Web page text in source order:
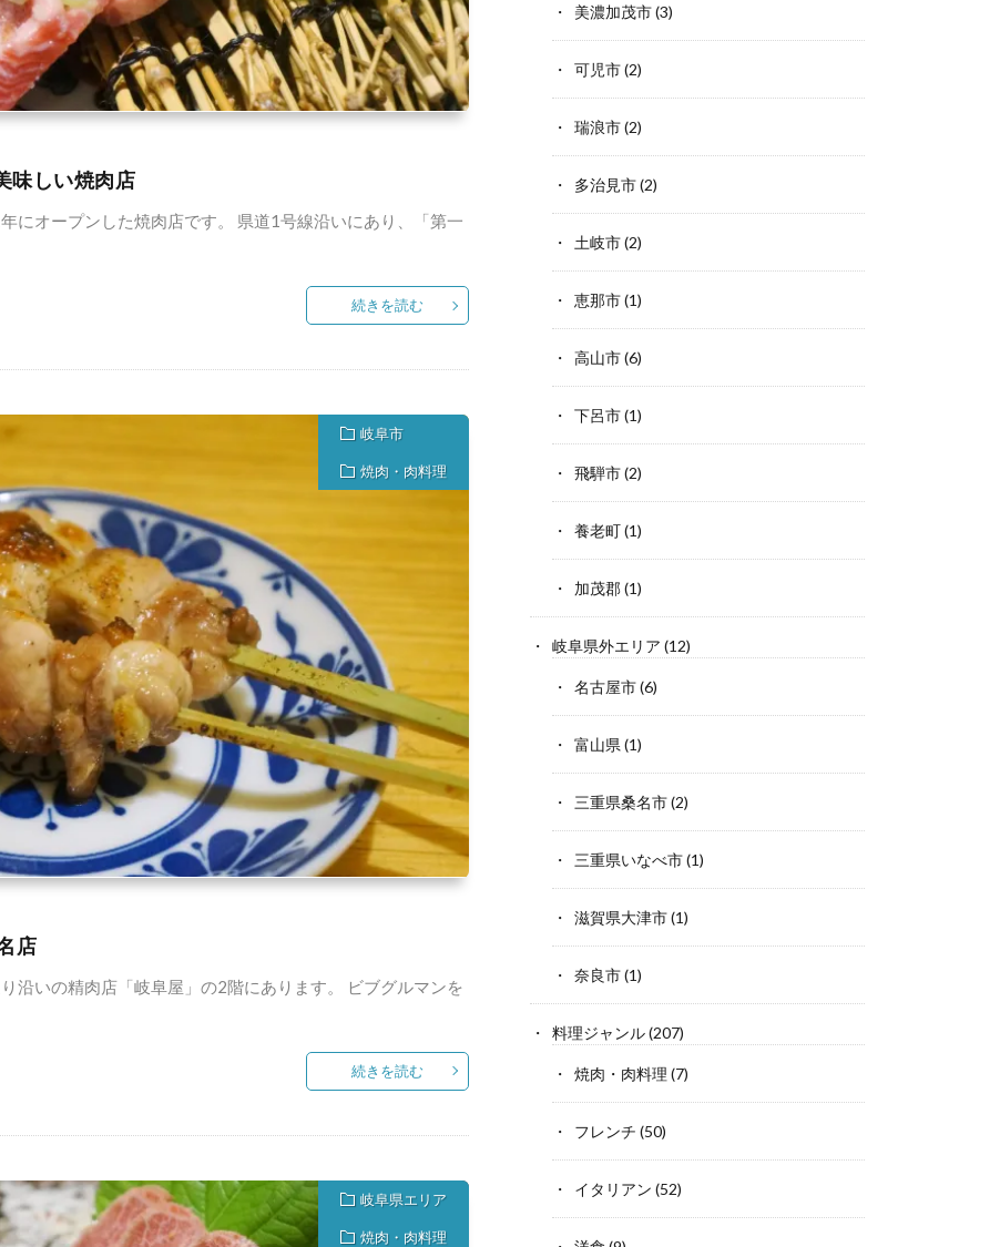
味しい焼肉店
にオープンした焼肉店です。 県道1号線沿いにあり、「第一
続きを読む
岐阜市
焼肉・肉料理
店
沿いの精肉店「岐阜屋」の2階にあります。 ビブグルマンを
続きを読む
岐阜県エリア
焼肉・肉料理
美濃加茂市(3)
可児市(2)
瑞浪市(2)
多治見市(2)
土岐市(2)
恵那市(1)
高山市(6)
下呂市(1)
飛騨市(2)
養老町(1)
加茂郡(1)
岐阜県外エリア (12)
名古屋市(6)
富山県 (1)
三重県桑名市(2)
三重県いなべ市(1)
滋賀県大津市(1)
奈良市(1)
料理ジャンル(207)
焼肉・肉料理 (7)
フレンチ (50)
イタリアン (52)